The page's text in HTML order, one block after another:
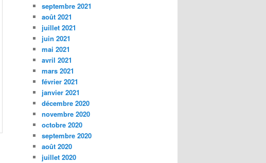
septembre 2021
août 2021
juillet 2021
juin 2021
mai 2021
avril 2021
mars 2021
février 2021
janvier 2021
décembre 2020
novembre 2020
octobre 2020
septembre 2020
août 2020
juillet 2020